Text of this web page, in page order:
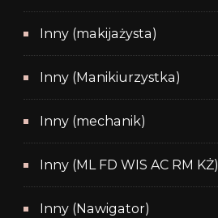
Inny (makijażysta)
Inny (Manikiurzystka)
Inny (mechanik)
Inny (ML FD WIS AC RM KŻ)
Inny (Nawigator)